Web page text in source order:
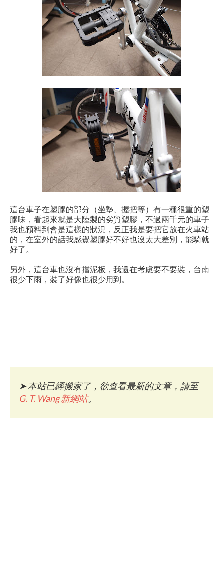
這台車子在塑膠的部分（坐墊、握把等）有一種很重的塑
膠味，看起來就是大陸製的劣質塑膠，不過兩千元的車子
我也預料到會是這樣的狀況，反正我是要把它放在火車站
的，在室外的話我感覺塑膠好不好也沒太大差別，能騎就
好了。
另外，這台車也沒有擋泥板，我還在考慮要不要裝，台南
很少下雨，裝了好像也很少用到。
➤本站已經搬家了，欲查看最新的文章，請至
G. T. Wang 新網站。